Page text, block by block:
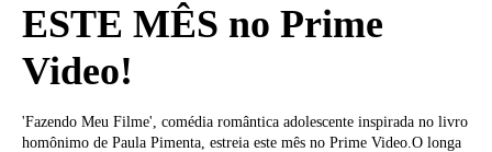
ESTE MÊS no Prime
Video!
'Fazendo Meu Filme', comédia romântica adolescente inspirada no livro
homônimo de Paula Pimenta, estreia este mês no Prime Video.O longa